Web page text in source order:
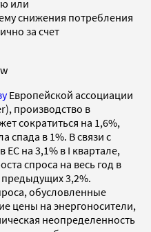
или
снижения потребления
за счет
Европейской ассоциации
производство в
сократиться на 1,6%,
спада в 1%. В связи с
на 3,1% в I квартале,
спроса на весь год в
3,2%.
обусловленные
цены на энергоносители,
неопределенность